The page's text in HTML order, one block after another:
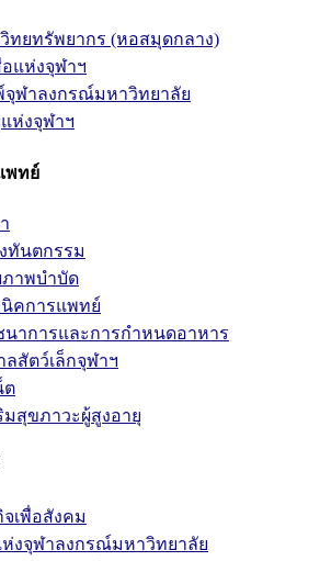
ทยทรัพยากร (หอสมุดกลาง)
แห่งจุฬาฯ
ฬาลงกรณ์มหาวิทยาลัย
ห่งจุฬาฯ
พทย์
ทันตกรรม
าพบำบัด
คการแพทย์
าการและการกำหนดอาหาร
ลสัตว์เล็กจุฬาฯ
ต
มสุขภาวะผู้สูงอายุ
เพื่อสังคม
งจุฬาลงกรณ์มหาวิทยาลัย